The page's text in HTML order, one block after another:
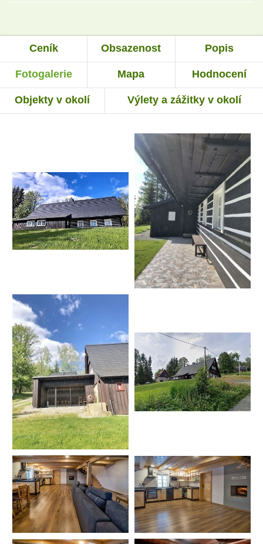
Ceník Obsazenost Popis
Fotogalerie Mapa Hodnocení
Objekty v okolí Výlety a zážitky v okolí